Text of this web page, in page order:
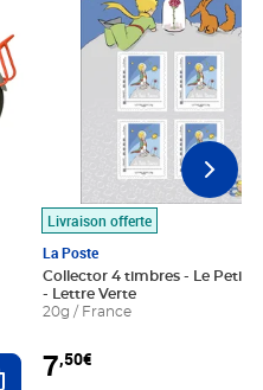
Ajouter au panier
Livraison offerte
La Poste
Collector 4 timbres - Le Petit
- Lettre Verte
20g / France
7,50€